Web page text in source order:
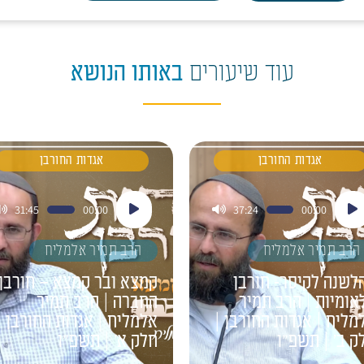
עוד שיעורים באותו הנושא
אגדות החורבן
00:00
37:24
הרב תמיר אלמליח
לקיסר- חורבן
| הרב תמיר
| אגדות החורבן |
ב' | תשפ"ו
אגדות החורבן
נגן
אודיו
00:00
31:45
הרב תמיר אלמליח
קמצא ובר קמצא –
החברה | הרב תמיר
אלמליח | אגדות
חלק א' | תשפ"ו